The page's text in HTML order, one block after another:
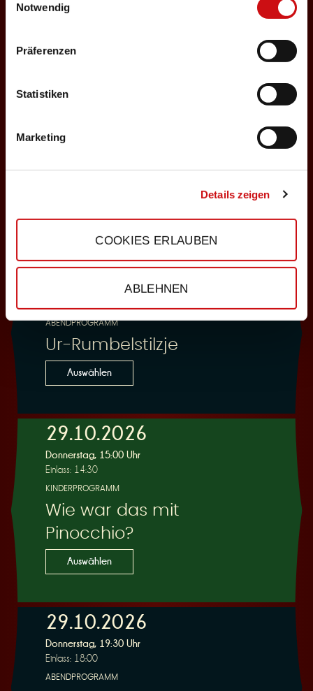
Notwendig
Präferenzen
Statistiken
Marketing
Details zeigen
COOKIES ERLAUBEN
ABLEHNEN
Ur-Rumbelstilzje
25.10.2026
Einlass: 16:30
28.10.2026
Mittwoch, 19:30 Uhr
ABENDPROGRAMM
Ur-Rumbelstilzje
Auswählen
29.10.2026
Donnerstag, 15:00 Uhr
Einlass: 14:30
KINDERPROGRAMM
Wie war das mit
Pinocchio?
Auswählen
29.10.2026
Donnerstag, 19:30 Uhr
Einlass: 18:00
ABENDPROGRAMM